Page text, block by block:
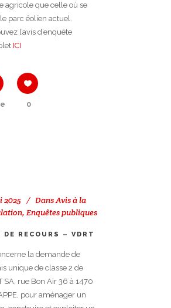
agricole que celle où se
parc éolien actuel.
l’avis d’enquête
ICI
0
2025 DansAvis à la
, Enquêtes publiques
DE RECOURS – VDRT
la demande de
unique de classe 2 de
SA, rue Bon Air 36 à 1470
pour aménager un